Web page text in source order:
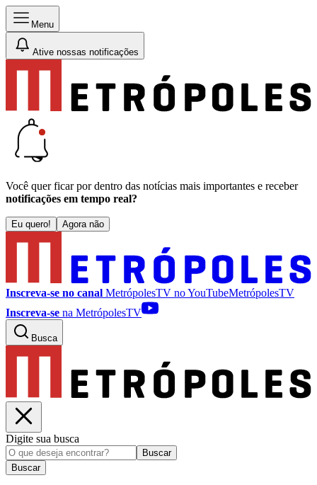
Menu
Ative nossas notificações
Você quer ficar por dentro das notícias mais importantes e receber
notificações em tempo real?
Eu quero! Agora não
Inscreva-se no canal MetrópolesTV noYouTubeMetrópolesTV
Inscreva-se na MetrópolesTV
Busca
Digite sua busca
Buscar
Buscar